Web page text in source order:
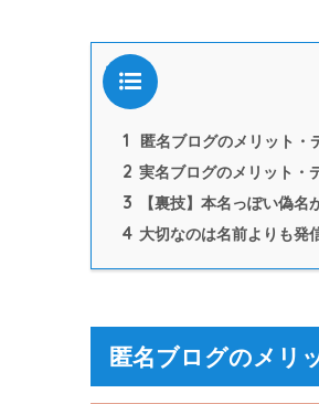
目次
1 匿名ブログのメリット・
2 実名ブログのメリット・
3 【裏技】本名っぽい偽名
4 大切なのは名前よりも発
匿名ブログのメリ